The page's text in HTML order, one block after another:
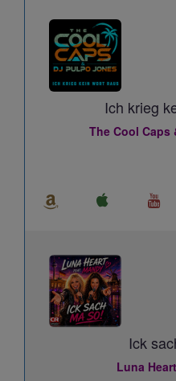
Ich krieg
The Cool Caps
Ick
Luna